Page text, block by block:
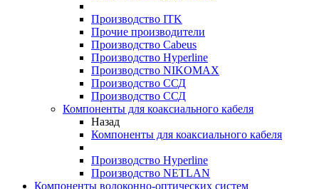
Производство ITK
Прочие производители
Производство Cabeus
Производство Hyperline
Производство NIKOMAX
Производство ССД
Производство ССД
Компоненты для коаксиального кабеля
Назад
Компоненты для коаксиального кабеля
Производство Hyperline
Производство NETLAN
Компоненты волоконно-оптических систем